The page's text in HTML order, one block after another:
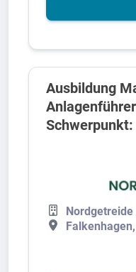
Ausbildung
Nordgetreide